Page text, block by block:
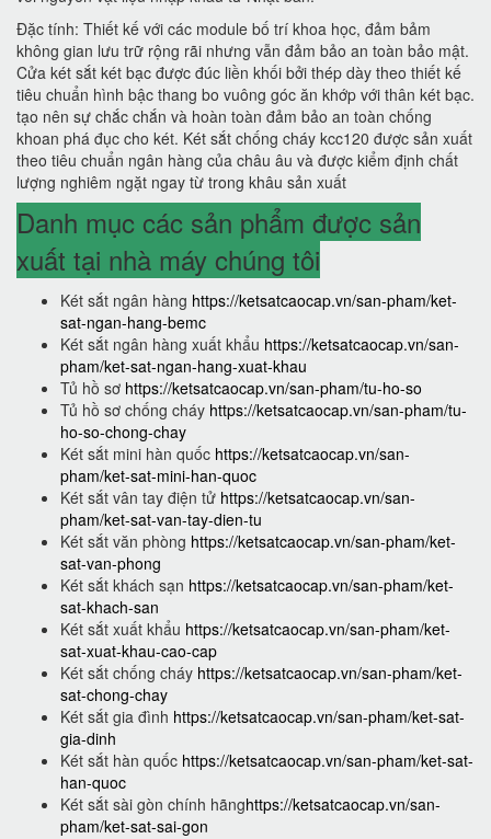
Đặc tính: Thiết kế với các module bố trí khoa học, đảm bảm
không gian lưu trữ rộng rãi nhưng vẫn đảm bảo an toàn bảo mật.
Cửa két sắt két bạc được đúc liền khối bởi thép dày theo thiết kế
tiêu chuẩn hình bậc thang bo vuông góc ăn khớp với thân két bạc.
tạo nên sự chắc chắn và hoàn toàn đảm bảo an toàn chống
khoan phá đục cho két. Két sắt chống cháy kcc120 được sản xuất
theo tiêu chuẩn ngân hàng của châu âu và được kiểm định chất
lượng nghiêm ngặt ngay từ trong khâu sản xuất
Danh mục các sản phẩm được sản
xuất tại nhà máy chúng tôi
Két sắt ngân hàng https://ketsatcaocap.vn/san-pham/ket-
sat-ngan-hang-bemc
Két sắt ngân hàng xuất khẩu https://ketsatcaocap.vn/san-
pham/ket-sat-ngan-hang-xuat-khau
Tủ hồ sơ https://ketsatcaocap.vn/san-pham/tu-ho-so
Tủ hồ sơ chống cháy https://ketsatcaocap.vn/san-pham/tu-
ho-so-chong-chay
Két sắt mini hàn quốc https://ketsatcaocap.vn/san-
pham/ket-sat-mini-han-quoc
Két sắt vân tay điện tử https://ketsatcaocap.vn/san-
pham/ket-sat-van-tay-dien-tu
Két sắt văn phòng https://ketsatcaocap.vn/san-pham/ket-
sat-van-phong
Két sắt khách sạn https://ketsatcaocap.vn/san-pham/ket-
sat-khach-san
Két sắt xuất khẩu https://ketsatcaocap.vn/san-pham/ket-
sat-xuat-khau-cao-cap
Két sắt chống cháy https://ketsatcaocap.vn/san-pham/ket-
sat-chong-chay
Két sắt gia đình https://ketsatcaocap.vn/san-pham/ket-sat-
gia-dinh
Két sắt hàn quốc https://ketsatcaocap.vn/san-pham/ket-sat-
han-quoc
Két sắt sài gòn chính hãnghttps://ketsatcaocap.vn/san-
pham/ket-sat-sai-gon